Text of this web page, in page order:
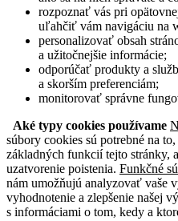
rozpoznať vás pri
uľahčiť vám navigáciu na
personalizovať obsah
a užitočnejšie informácie;
odporúčať produkty a
a skorším preferenciám;
monitorovať správne
Aké typy cookies používame
súbory cookies sú potrebné na
základných funkcií tejto stránky,
uzatvorenie poistenia. Funkčné
nám umožňujú analyzovať vaše
vyhodnotenie a zlepšenie našej
s informáciami o tom, kedy a